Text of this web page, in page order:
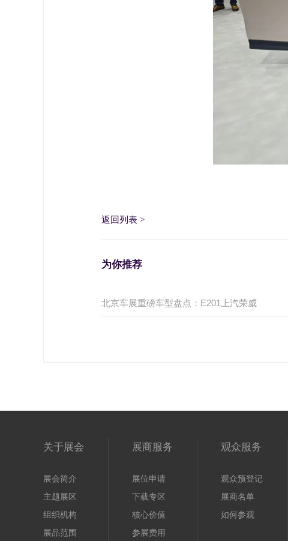
返回列表 >
为你推荐
北京车展重磅车型盘点：E201上汽荣威
关于展会
展会简介
主题展区
组织机构
展品范围
展商服务
展位申请
下载专区
核心价值
参展费用
观众服务
观众预登记
展商名单
如何参观